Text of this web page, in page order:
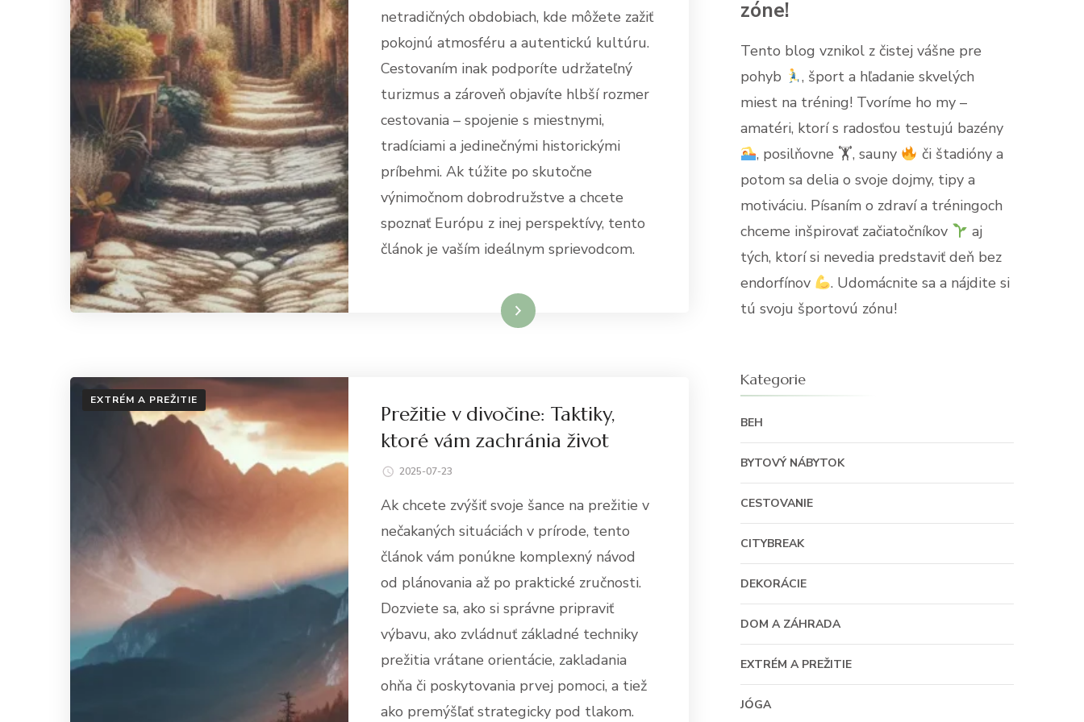
netradičných obdobiach, kde môžete zažiť
pokojnú atmosféru a autentickú kultúru.
Cestovaním inak podporíte udržateľný
turizmus a zároveň objavíte hlbší rozmer
cestovania – spojenie s miestnymi,
tradíciami a jedinečnými historickými
príbehmi. Ak túžite po skutočne
výnimočnom dobrodružstve a chcete
spoznať Európu z inej perspektívy, tento
článok je vaším ideálnym sprievodcom.
Dowiedz się więcej
EXTRÉM A PREŽITIE
Prežitie v divočine: Taktiky,
ktoré vám zachránia život
2025-07-23
Ak chcete zvýšiť svoje šance na prežitie v
nečakaných situáciách v prírode, tento
článok vám ponúkne komplexný návod
od plánovania až po praktické zručnosti.
Dozviete sa, ako si správne pripraviť
výbavu, ako zvládnuť základné techniky
prežitia vrátane orientácie, zakladania
ohňa či poskytovania prvej pomoci, a tiež
ako premýšľať strategicky pod tlakom.
zóne!
Tento blog vznikol z čistej vášne pre
pohyb
, šport a hľadanie skvelých
miest na tréning! Tvoríme ho my –
amatéri, ktorí s radosťou testujú bazény
, posilňovne 🏋, sauny
či štadióny a
potom sa delia o svoje dojmy, tipy a
motiváciu. Písaním o zdraví a tréningoch
chceme inšpirovať začiatočníkov
aj
tých, ktorí si nevedia predstaviť deň bez
endorfínov
. Udomácnite sa a nájdite si
tú svoju športovú zónu!
Kategorie
BEH
BYTOVÝ NÁBYTOK
CESTOVANIE
CITYBREAK
DEKORÁCIE
DOM A ZÁHRADA
EXTRÉM A PREŽITIE
JÓGA